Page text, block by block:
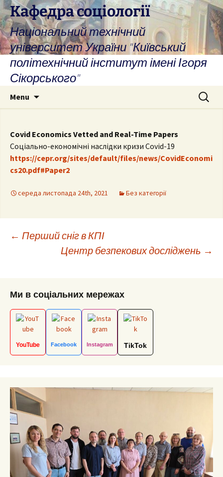
Skip
to
content
Кафедра соціології
Національний технічний
університет України "Київський
політехнічний інститут імені Ігоря
Сікорського"
Menu
Search
for:
Covid Economics Vetted and Real-Time Papers
Соціально-економічні наслідки кризи Covid-19
https://cepr.org/sites/default/files/news/CovidEconomi
cs20.pdf#Paper2
середа листопада 24th, 2021 Без категорії
Post
← Перший сніг в КПІ
Центр безпекових досліджень →
Ми в соціальних мережах
YouTube Facebook Instagram TikTok